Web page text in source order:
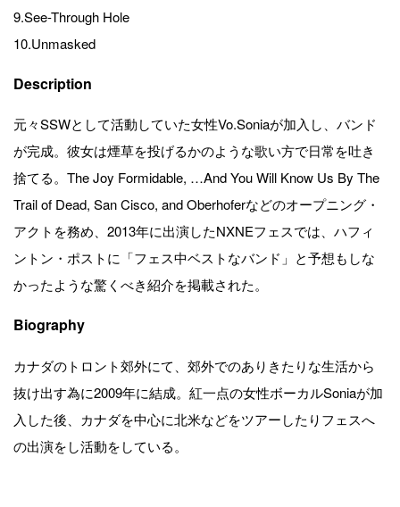
9.See-Through Hole
10.Unmasked
Description
元々SSWとして活動していた女性Vo.Soniaが加入し、バンド
が完成。彼女は煙草を投げるかのような歌い方で日常を吐き
捨てる。The Joy Formidable, …And You Will Know Us By The
Trail of Dead, San Cisco, and Oberhoferなどのオープニング・
アクトを務め、2013年に出演したNXNEフェスでは、ハフィ
ントン・ポストに「フェス中ベストなバンド」と予想もしな
かったような驚くべき紹介を掲載された。
Biography
カナダのトロント郊外にて、郊外でのありきたりな生活から
抜け出す為に2009年に結成。紅一点の女性ボーカルSoniaが加
入した後、カナダを中心に北米などをツアーしたりフェスへ
の出演をし活動をしている。